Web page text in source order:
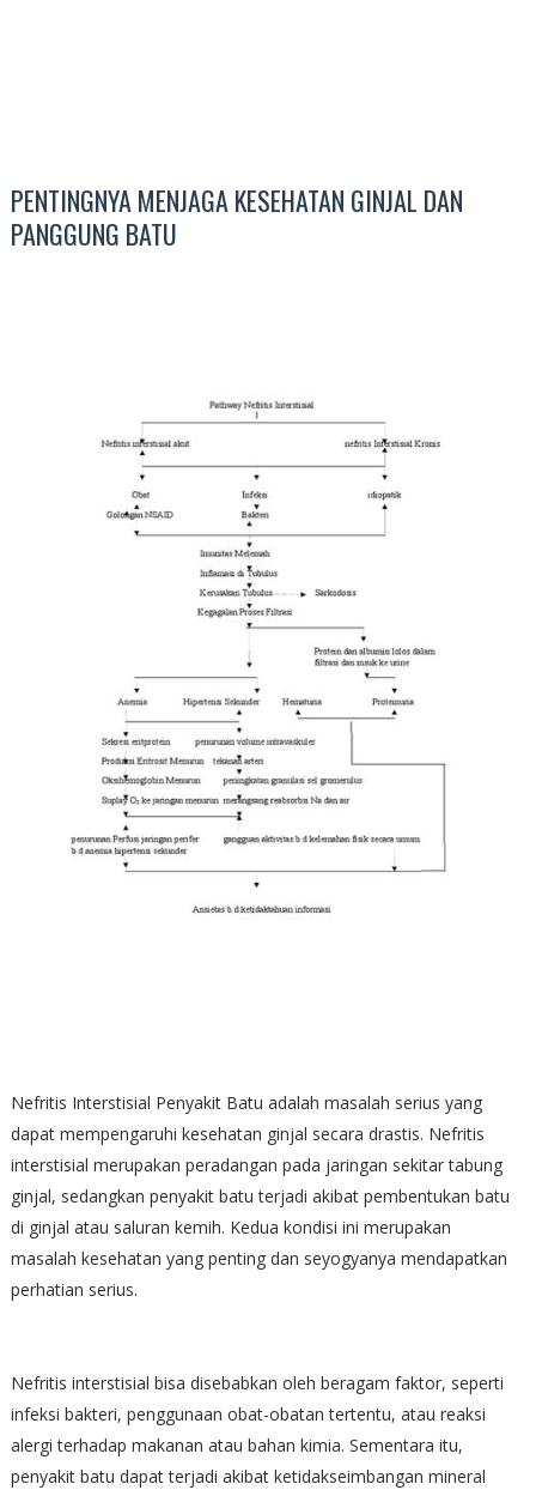
PENTINGNYA MENJAGA KESEHATAN GINJAL DAN
PANGGUNG BATU
Nefritis Interstisial Penyakit Batu adalah masalah serius yang
dapat mempengaruhi kesehatan ginjal secara drastis. Nefritis
interstisial merupakan peradangan pada jaringan sekitar tabung
ginjal, sedangkan penyakit batu terjadi akibat pembentukan batu
di ginjal atau saluran kemih. Kedua kondisi ini merupakan
masalah kesehatan yang penting dan seyogyanya mendapatkan
perhatian serius.
Nefritis interstisial bisa disebabkan oleh beragam faktor, seperti
infeksi bakteri, penggunaan obat-obatan tertentu, atau reaksi
alergi terhadap makanan atau bahan kimia. Sementara itu,
penyakit batu dapat terjadi akibat ketidakseimbangan mineral